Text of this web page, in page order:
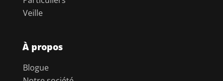
Veille
À propos
Blogue